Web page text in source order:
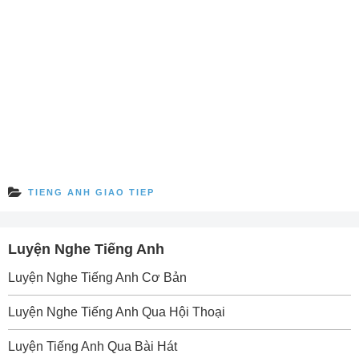
TIENG ANH GIAO TIEP
Luyện Nghe Tiếng Anh
Luyện Nghe Tiếng Anh Cơ Bản
Luyện Nghe Tiếng Anh Qua Hội Thoại
Luyện Tiếng Anh Qua Bài Hát